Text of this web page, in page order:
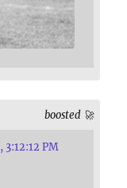
boosted 🚀
PM